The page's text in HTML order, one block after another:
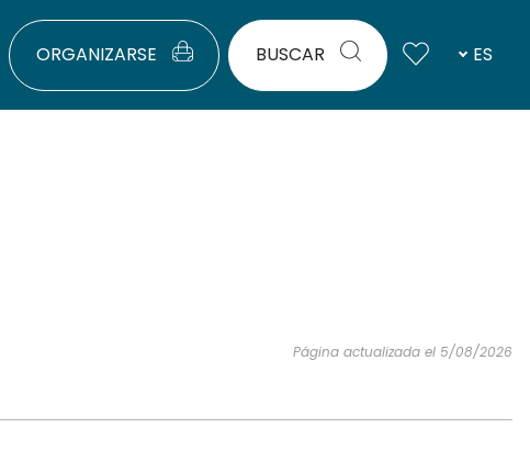
ORGANIZARSE BUSCAR ES
Página actualizada el 5/08/2026